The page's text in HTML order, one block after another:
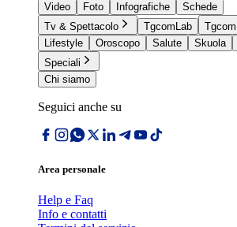
Video
Foto Infografiche
Schede
Tv & Spettacolo
TgcomLab
Lifestyle
Oroscopo Salute Skuola
Speciali
Chi siamo
Seguici anche su
Area personale
Help e Faq
Info e contatti